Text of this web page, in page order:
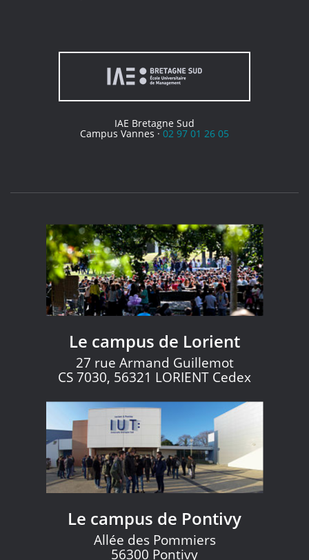
IAE Bretagne Sud
Campus Vannes ·02 97 01 26 05
Le campus de Lorient
27 rue Armand Guillemot
CS 7030, 56321 LORIENT Cedex
Le campus de Pontivy
Allée des Pommiers
56300 Pontivy